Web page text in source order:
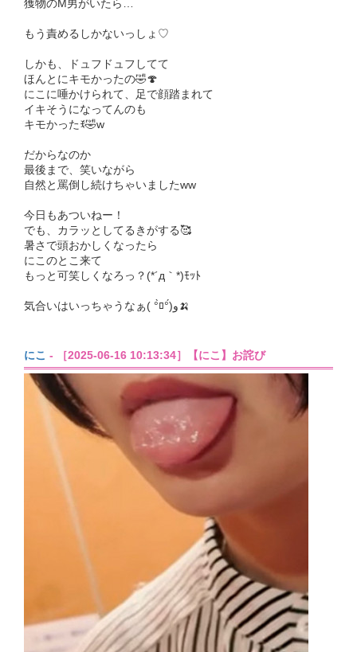
獲物のM男がいたら…
もう責めるしかないっしょ♡
しかも、ドュフドュフしてて
ほんとにキモかったの🤣🍄
にこに唾かけられて、足で顔踏まれて
イキそうになってんのも
キモかったꉂ🤣w
だからなのか
最後まで、笑いながら
自然と罵倒し続けちゃいましたww
今日もあついねー！
でも、カラッとしてるきがする🥰
暑さで頭おかしくなったら
にこのとこ来て
もっと可笑しくなろっ？(*´д｀*)ﾓｯﾄ
気合いはいっちゃうなぁ( °̀ﾛ°́)و🍌
にこ - ［2025-06-16 10:13:34］【にこ】お詫び